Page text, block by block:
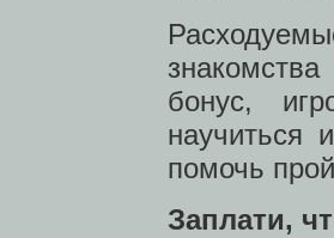
бонус,
научиться
помочь
Заплати,